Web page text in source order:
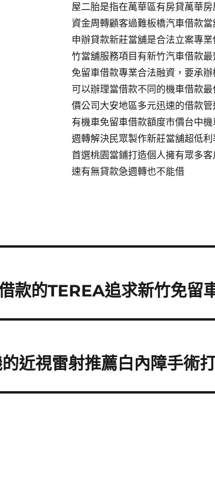
屋二胎是指在萬華區有房貸萬華
資金周轉顧客過難板橋汽車借款
申辦貸款新莊當舖是合法立案專
竹當舖服務項目有新竹汽車借款
免留車借款專業合法融資，要承
可以辦理當借款不同的機車借款
價公司大安地區多元迅速的借款
有機車免留車借款額度市價台中
週轉解決民眾製作新莊當舖超低
首選桃園當鋪打造個人擁有眾多
速有無貸款急週轉也不能借
款的TEREA追求新竹免留
近視雷射推薦白內障手術